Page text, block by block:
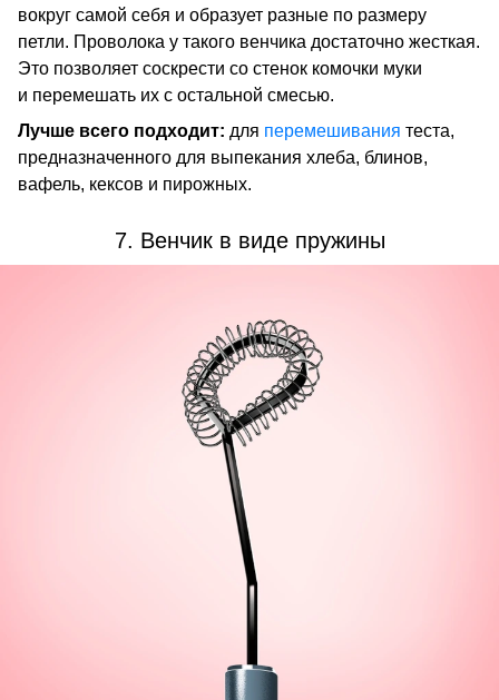
вокруг самой себя и образует разные по размеру
петли. Проволока у такого венчика достаточно жесткая.
Это позволяет соскрести со стенок комочки муки
и перемешать их с остальной смесью.
Лучше всего подходит: для перемешивания теста,
предназначенного для выпекания хлеба, блинов,
вафель, кексов и пирожных.
7. Венчик в виде пружины